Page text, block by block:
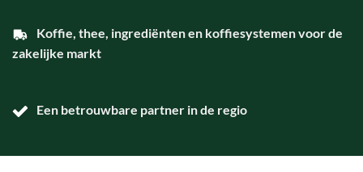
Koffie, thee, ingrediënten en koffiesystemen voor de
zakelijke markt
Een betrouwbare partner in de regio